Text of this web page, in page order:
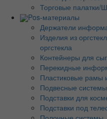
Торговые палатки/
Pos-материалы
Держатели
Изделия из
оргстекла
Контейнеры для
Перекидные
Пластиковые рамы
Подвесные системы
Подставки для
Подставки под